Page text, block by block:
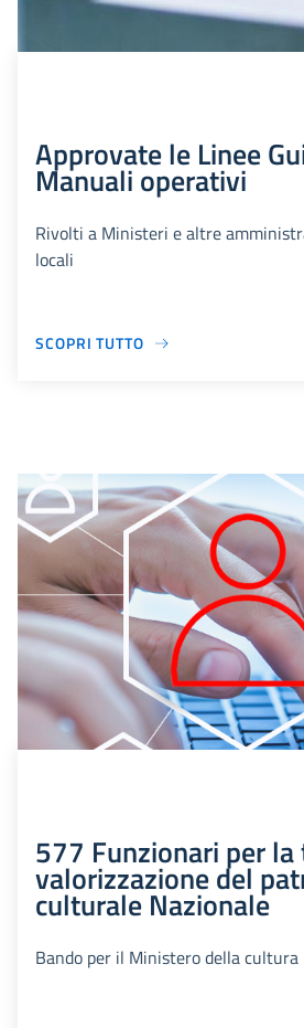
Approvate le Linee
Manuali operativi
Rivolti a Ministeri e altre
locali
SCOPRI TUTTO
577 Funzionari per
valorizzazione del
culturale Nazionale
Bando per il Ministero della cultura